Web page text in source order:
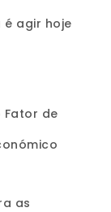
é agir hoje
Fator de
as